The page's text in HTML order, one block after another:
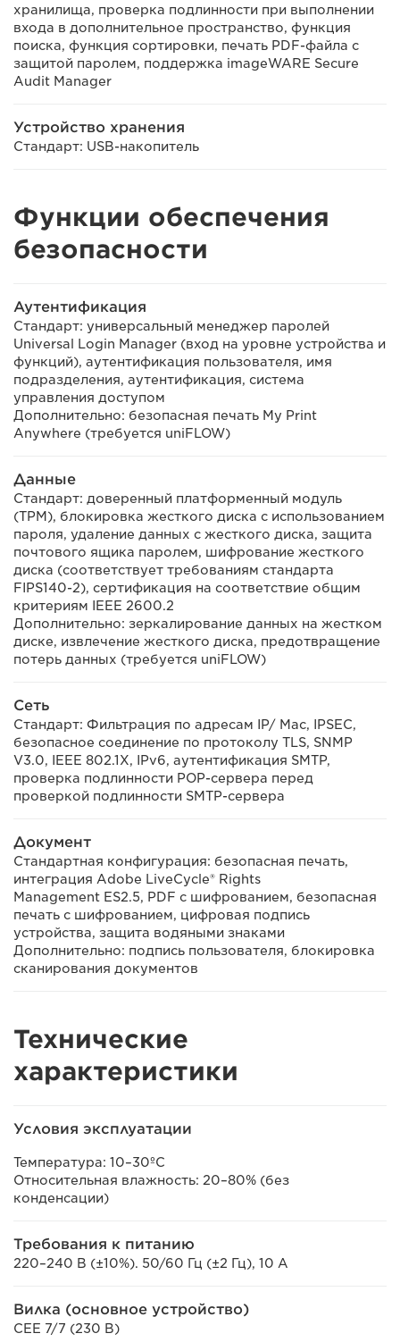
хранилища, проверка подлинности при выполнении
входа в дополнительное пространство, функция
поиска, функция сортировки, печать PDF-файла с
защитой паролем, поддержка imageWARE Secure
Audit Manager
Устройство хранения
Стандарт: USB-накопитель
Функции обеспечения
безопасности
Аутентификация
Стандарт: универсальный менеджер паролей
Universal Login Manager (вход на уровне устройства и
функций), аутентификация пользователя, имя
подразделения, аутентификация, система
управления доступом
Дополнительно: безопасная печать My Print
Anywhere (требуется uniFLOW)
Данные
Стандарт: доверенный платформенный модуль
(TPM), блокировка жесткого диска с использованием
пароля, удаление данных с жесткого диска, защита
почтового ящика паролем, шифрование жесткого
диска (соответствует требованиям стандарта
FIPS140-2), сертификация на соответствие общим
критериям IEEE 2600.2
Дополнительно: зеркалирование данных на жестком
диске, извлечение жесткого диска, предотвращение
потерь данных (требуется uniFLOW)
Сеть
Стандарт: Фильтрация по адресам IP/ Mac, IPSEC,
безопасное соединение по протоколу TLS, SNMP
V3.0, IEEE 802.1X, IPv6, аутентификация SMTP,
проверка подлинности POP-сервера перед
проверкой подлинности SMTP-сервера
Документ
Стандартная конфигурация: безопасная печать,
интеграция Adobe LiveCycle® Rights
Management ES2.5, PDF с шифрованием, безопасная
печать с шифрованием, цифровая подпись
устройства, защита водяными знаками
Дополнительно: подпись пользователя, блокировка
сканирования документов
Технические
характеристики
Условия эксплуатации
Температура: 10–30ºC
Относительная влажность: 20–80% (без
конденсации)
Требования к питанию
220–240 В (±10%). 50/60 Гц (±2 Гц), 10 А
Вилка (основное устройство)
CEE 7/7 (230 В)